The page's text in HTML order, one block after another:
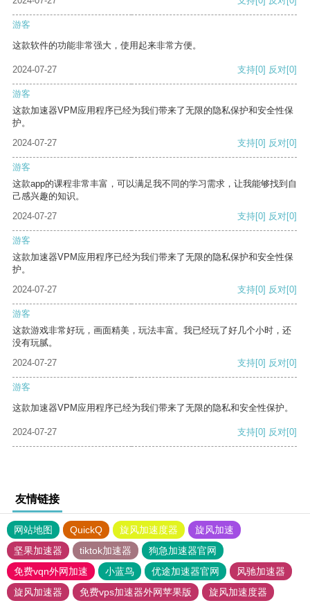
游客
这款软件的功能非常强大，使用起来非常方便。
2024-07-27 支持[0] 反对[0]
游客
这款加速器VPM应用程序已经为我们带来了无限的隐私保护和安全性保
护。
2024-07-27
支持[0] 反对[0]
游客
这款app的课程非常丰富，可以满足我不同的学习需求，让我能够找到自
己感兴趣的知识。
2024-07-27
支持[0] 反对[0]
游客
这款加速器VPM应用程序已经为我们带来了无限的隐私保护和安全性保
护。
2024-07-27
支持[0] 反对[0]
游客
这款游戏非常好玩，画面精美，玩法丰富。我已经玩了好几个小时，还
没有玩腻。
2024-07-27
支持[0] 反对[0]
游客
这款加速器VPM应用程序已经为我们带来了无限的隐私和安全性保护。
2024-07-27 支持[0] 反对[0]
友情链接
网站地图 QuickQ 旋风加速度器
旋风加速
坚果加速器
tiktok加速器
狗急加速器官网
免费vqn外网加速
小蓝鸟 优途加速器官网
风驰加速器
旋风加速器
免费vps加速器外网苹果版
旋风加速度器